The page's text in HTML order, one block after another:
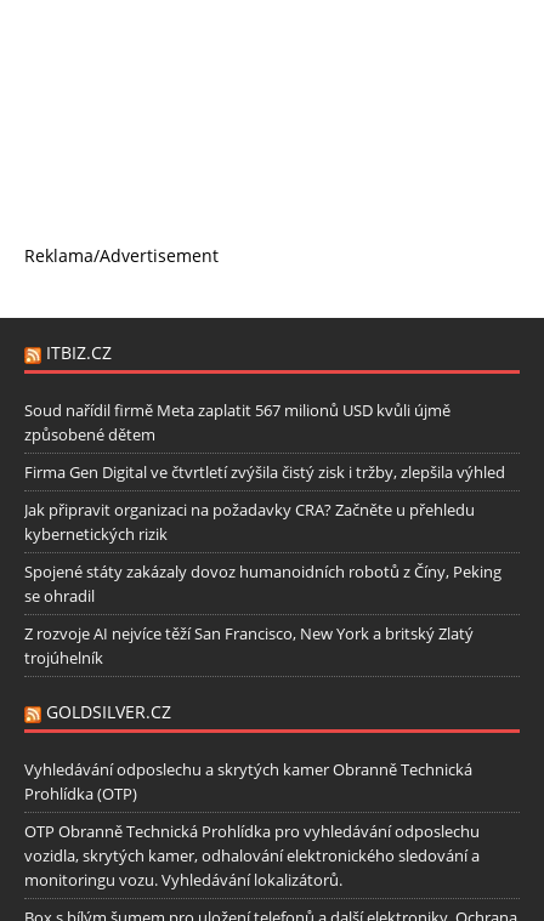
Reklama/Advertisement
ITBIZ.CZ
Soud nařídil firmě Meta zaplatit 567 milionů USD kvůli újmě
způsobené dětem
Firma Gen Digital ve čtvrtletí zvýšila čistý zisk i tržby, zlepšila výhled
Jak připravit organizaci na požadavky CRA? Začněte u přehledu
kybernetických rizik
Spojené státy zakázaly dovoz humanoidních robotů z Číny, Peking
se ohradil
Z rozvoje AI nejvíce těží San Francisco, New York a britský Zlatý
trojúhelník
GOLDSILVER.CZ
Vyhledávání odposlechu a skrytých kamer Obranně Technická
Prohlídka (OTP)
OTP Obranně Technická Prohlídka pro vyhledávání odposlechu
vozidla, skrytých kamer, odhalování elektronického sledování a
monitoringu vozu. Vyhledávání lokalizátorů.